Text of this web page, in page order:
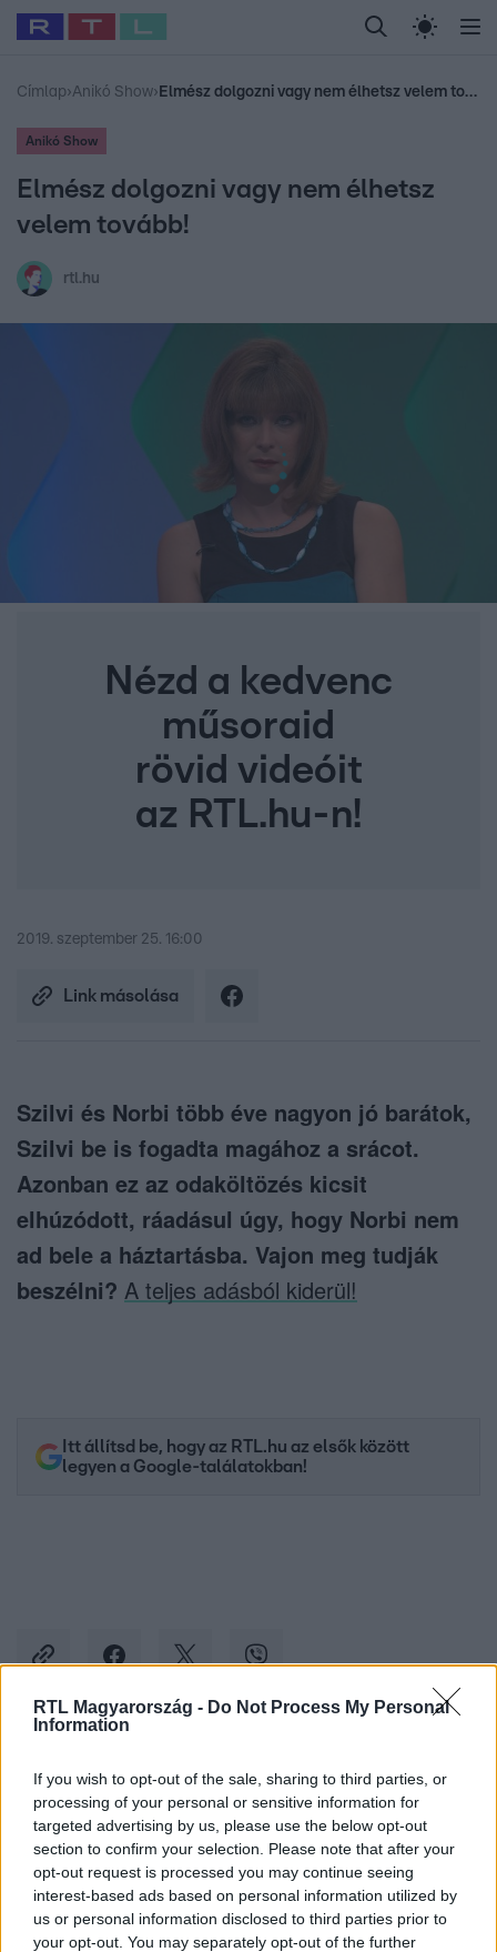
RTL Magyarország - Do Not Process My Personal
Information
If you wish to opt-out of the sale, sharing to third parties, or
processing of your personal or sensitive information for
targeted advertising by us, please use the below opt-out
section to confirm your selection. Please note that after your
opt-out request is processed you may continue seeing
interest-based ads based on personal information utilized by
us or personal information disclosed to third parties prior to
your opt-out. You may separately opt-out of the further
Legfrissebb RTL Híradó Randi Celeb vagyok,
Babits Marcella Most Wanted Gallusz
Címlap›Anikó Show› Elmész dolgozni vagy nem élhetsz velem tovább!
Anikó Show
Elmész dolgozni vagy nem élhetsz
velem tovább!
rtl.hu
Nézd a kedvenc
műsoraid
rövid videóit
az RTL.hu-n!
2019. szeptember 25. 16:00
Link másolása
Szilvi és Norbi több éve nagyon jó barátok,
Szilvi be is fogadta magához a srácot.
Azonban ez az odaköltözés kicsit
elhúzódott, ráadásul úgy, hogy Norbi nem
ad bele a háztartásba. Vajon meg tudják
beszélni? A teljes adásból kiderül!
Itt állítsd be, hogy az RTL.hu az elsők között
legyen a Google-találatokban!
Facebookon is!
Követem